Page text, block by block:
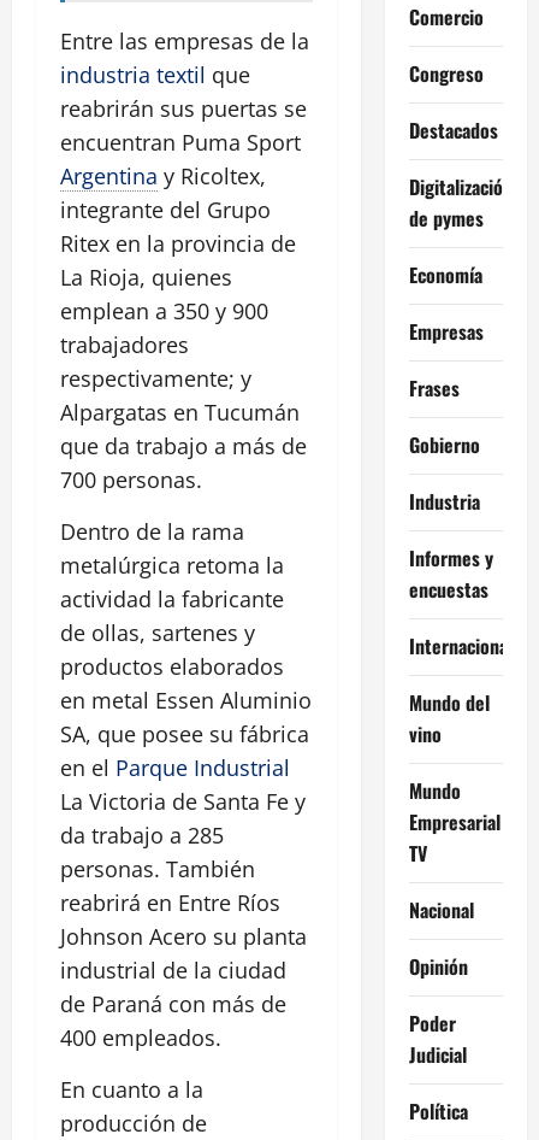
Entre las empresas de la
industria textil que
reabrirán sus puertas se
encuentran Puma Sport
Argentina y Ricoltex,
integrante del Grupo
Ritex en la provincia de
La Rioja, quienes
emplean a 350 y 900
trabajadores
respectivamente; y
Alpargatas en Tucumán
que da trabajo a más de
700 personas.
Dentro de la rama
metalúrgica retoma la
actividad la fabricante
de ollas, sartenes y
productos elaborados
en metal Essen Aluminio
SA, que posee su fábrica
en el Parque Industrial
La Victoria de Santa Fe y
da trabajo a 285
personas. También
reabrirá en Entre Ríos
Johnson Acero su planta
industrial de la ciudad
de Paraná con más de
400 empleados.
En cuanto a la
producción de
Comercio
Congreso
Destacados
Digitalización
de pymes
Economía
Empresas
Frases
Gobierno
Industria
Informes y
encuestas
Internacional
Mundo del
vino
Mundo
Empresarial
TV
Nacional
Opinión
Poder
Judicial
Política